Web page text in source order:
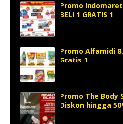
Promo
BELI 1 GRATIS 1
Promo Alfamidi
Gratis 1
Promo The Body
Diskon hingga